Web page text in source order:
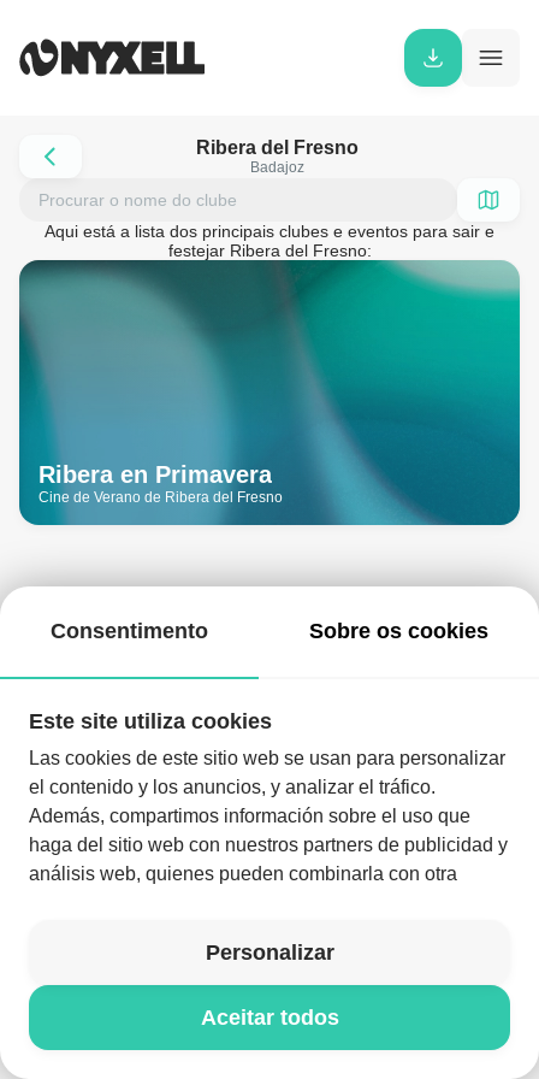
Ribera del Fresno
Badajoz
Aqui está a lista dos principais clubes e eventos para sair e
festejar Ribera del Fresno:
Ribera en Primavera
Cine de Verano de Ribera del Fresno
Descarregue a aplicação e aproveite a noite como nunca
© NYXELL 2026
Consentimento Sobre os cookies
Este site utiliza cookies
Las cookies de este sitio web se usan para personalizar
el contenido y los anuncios, y analizar el tráfico.
Además, compartimos información sobre el uso que
haga del sitio web con nuestros partners de publicidad y
análisis web, quienes pueden combinarla con otra
Aceitar todos
Personalizar